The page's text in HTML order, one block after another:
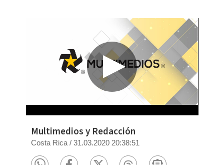
Multimedios y Redacción
Costa Rica/ 31.03.2020 20:38:51